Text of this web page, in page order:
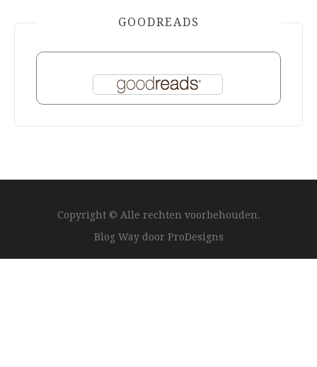
GOODREADS
Copyright © Alle rechten voorbehouden.
Blog Way door ProDesigns